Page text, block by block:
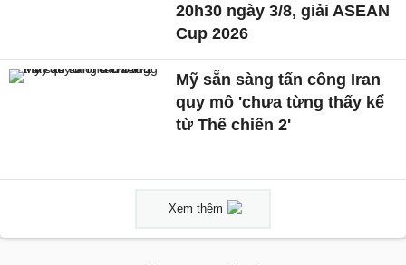
20h30 ngày 3/8, giải ASEAN
Cup 2026
Mỹ sẵn sàng tấn công Iran
quy mô 'chưa từng thấy kể
từ Thế chiến 2'
Xem thêm